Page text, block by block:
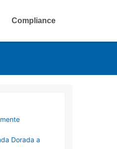
Compliance
Dorada a